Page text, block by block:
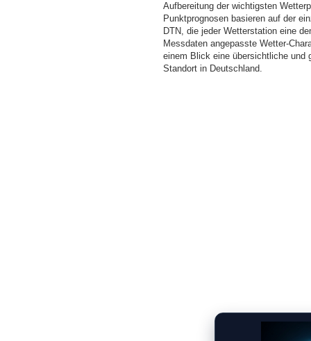
Aufbereitung der wichtigsten
Punktprognosen basieren auf der
DTN, die jeder Wetterstation eine
Messdaten angepasste Wetter-
einem Blick eine übersichtliche und
Standort in Deutschland.